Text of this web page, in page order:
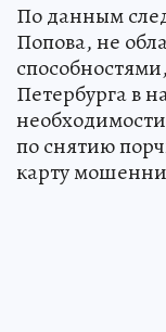
По данным
Попова, не
Петербурга в
по снятию
карту